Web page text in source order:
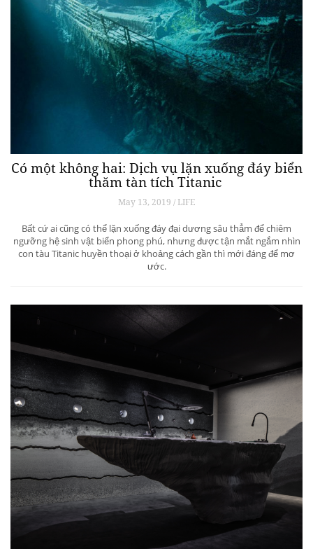
Có một không hai: Dịch vụ lặn xuống đáy biển
thăm tàn tích Titanic
May 13, 2019 / LIFE
Bất cứ ai cũng có thể lặn xuống đáy đại dương sâu thẳm để chiêm
ngưỡng hệ sinh vật biển phong phú, nhưng được tận mắt ngắm nhìn
con tàu Titanic huyền thoại ở khoảng cách gần thì mới đáng để mơ
ước.